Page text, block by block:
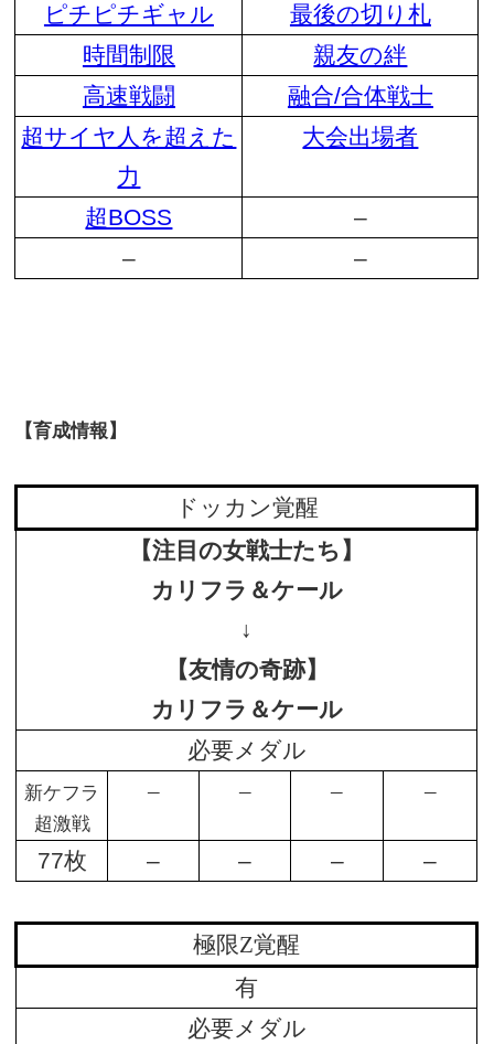
ピチピチギャル
最後の切り札
時間制限
親友の絆
高速戦闘
融合/合体戦士
超サイヤ人を超えた
力
大会出場者
超BOSS
–
–
–
【育成情報】
ドッカン覚醒
【注目の女戦士たち】
カリフラ＆ケール
↓
【友情の奇跡】
カリフラ＆ケール
必要メダル
新ケフラ
超激戦
– – – –
77枚 – – – –
極限Z覚醒
有
必要メダル